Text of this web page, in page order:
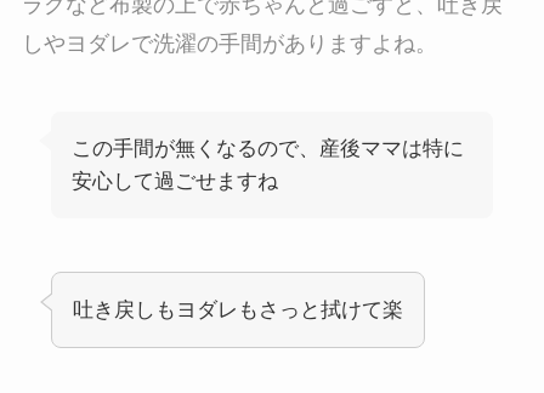
ラグなど布製の上で赤ちゃんと過ごすと、吐き戻
しやヨダレで洗濯の手間がありますよね。
この手間が無くなるので、産後ママは特に
安心して過ごせますね
吐き戻しもヨダレもさっと拭けて楽